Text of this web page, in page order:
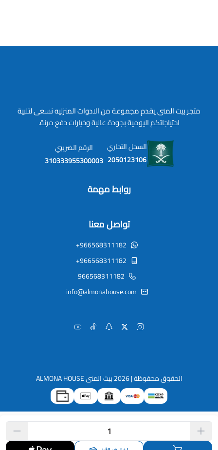
متجر بيت المنى يقدم مجموعة من الادوات المنزليه نسعى لتلبية
احتياجاتكم اليومية بجودة عالية وخيارات دفع مرنة.
السجل التجاري
2050123106
الرقم الضريبي
310333955300003
روابط مهمة
تواصل معنا
+966568311182
+966568311182
966568311182
info@almonahouse.com
الحقوق محفوظة | 2026 بيت المنى ALMONA HOUSE